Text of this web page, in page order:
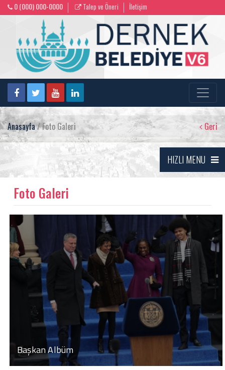
0 (000) 000-0000 Talep ve Öneri İletişim
Anasayfa/ Foto Galeri Geri
HIZLI MENU
Foto Galeri
Başkan Albüm